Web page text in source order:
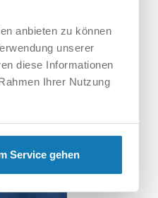
anbieten zu können
unserer
diese Informationen
Ihrer Nutzung
Service gehen